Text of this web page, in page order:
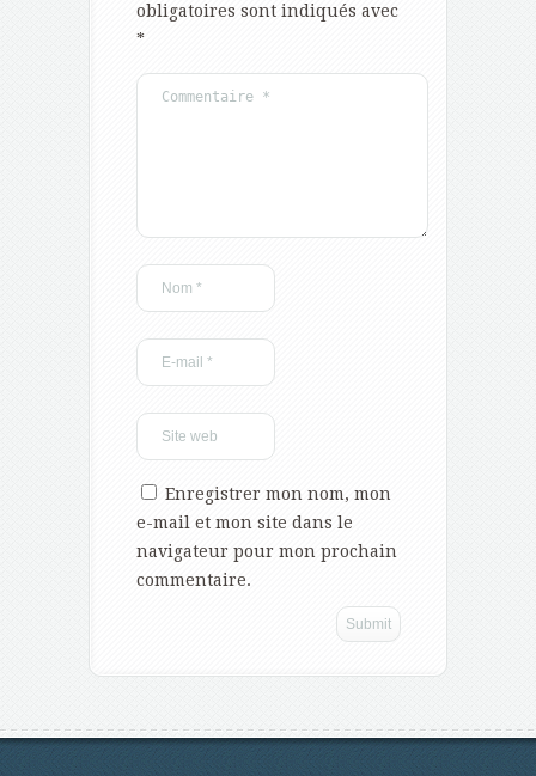
obligatoires sont indiqués avec
*
Enregistrer mon nom, mon
e-mail et mon site dans le
navigateur pour mon prochain
commentaire.